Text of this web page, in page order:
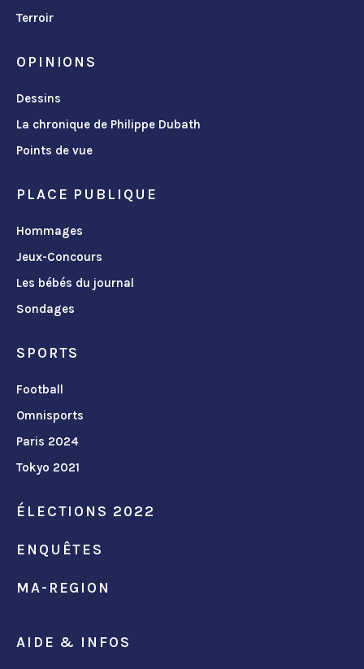
Terroir
OPINIONS
Dessins
La chronique de Philippe Dubath
Points de vue
PLACE PUBLIQUE
Hommages
Jeux-Concours
Les bébés du journal
Sondages
SPORTS
Football
Omnisports
Paris 2024
Tokyo 2021
ÉLECTIONS 2022
ENQUÊTES
MA-REGION
AIDE & INFOS